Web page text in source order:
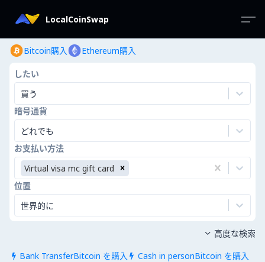
LocalCoinSwap
Bitcoin購入 Ethereum購入
したい
買う
暗号通貨
どれでも
お支払い方法
Virtual visa mc gift card
位置
世界的に
 Bank TransferBitcoin を購入  Cash in personBitcoin を購入
 高度な検索